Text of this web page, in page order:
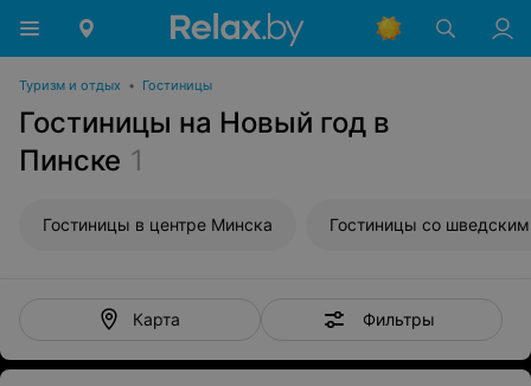
Туризм и отдых • Гостиницы
Гостиницы на Новый год в
Пинске 1
Гостиницы в центре Минска Гостиницы со
Карта Фильтры